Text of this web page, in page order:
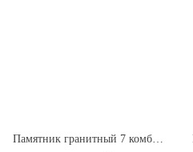
Памятник гранитный 7 комбинированный для одного